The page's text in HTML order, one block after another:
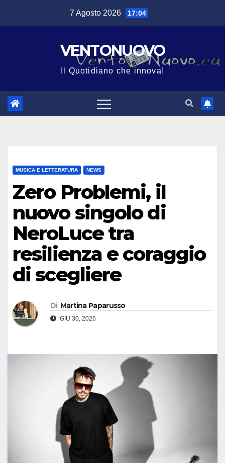
7 Agosto 2026 17:04
VENTONUOVO
Il Quotidiano che innova!
MUSICA E LETTERATURA NEWS
Zero Problemi, il
nuovo singolo di
NeroLuce tra
resilienza e coraggio
di scegliere
Di Martina Paparusso
GIU 30, 2026